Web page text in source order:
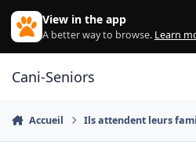
Aller au contenu
View in the app
A better way to browse. Learn
Cani-Seniors
Accueil Ils attendent leurs